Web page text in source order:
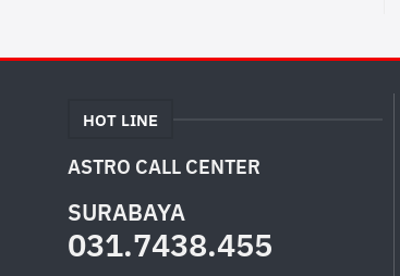
HOT LINE
ASTRO CALL CENTER
SURABAYA
031.7438.455